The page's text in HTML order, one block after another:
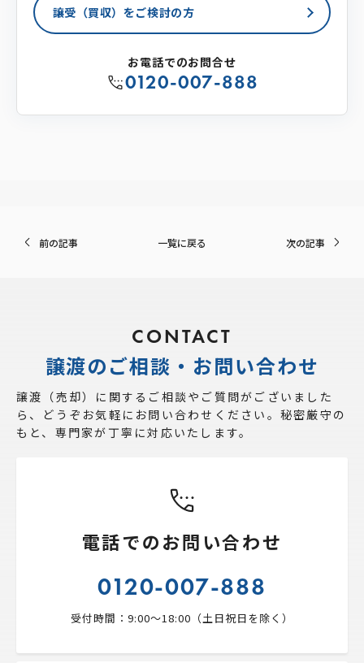
譲受（買収）をご検討の方
お電話でのお問合せ
0120-007-888
前の記事 一覧に戻る 次の記事
CONTACT
譲渡のご相談・お問い合わせ
譲渡（売却）に関するご相談やご質問がございました
ら、 どうぞお気軽にお問い合わせください。秘密厳守の
もと、専門家が丁寧に対応いたします。
電話でのお問い合わせ
0120-007-888
受付時間：9:00〜18:00（土日祝日を除く）